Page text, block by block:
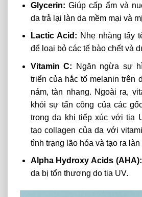
Glycerin: Giúp cấp ẩm và
da trả lại làn da mềm mại và
Lactic Acid: Nhẹ nhàng tẩy
để loại bỏ các tế bào chết và
Vitamin C: Ngăn ngừa sự
triển của hắc tố melanin trên
nám, tàn nhang. Ngoài ra,
khỏi sự tấn công của các
trong da khi tiếp xúc với tia
tạo collagen của da với
tình trạng lão hóa và tạo ra làn
Alpha Hydroxy Acids (AHA):
da bị tổn thương do tia UV.